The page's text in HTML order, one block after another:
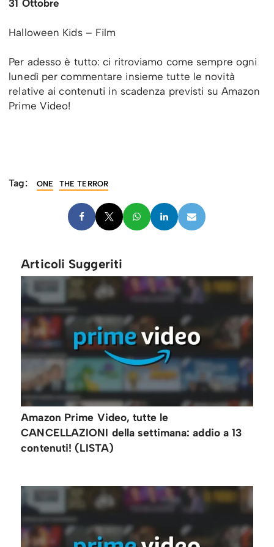
31 Ottobre
Halloween Kids – Film
Per adesso è tutto: ci ritroviamo come sempre ogni
lunedì per commentare insieme tutte le novità
relative ai contenuti in scadenza previsti su Amazon
Prime Video!
Tag: ONE THE TERROR
Articoli Suggeriti
Amazon Prime Video, tutte le
CANCELLAZIONI della settimana: addio a 13
contenuti! (LISTA)